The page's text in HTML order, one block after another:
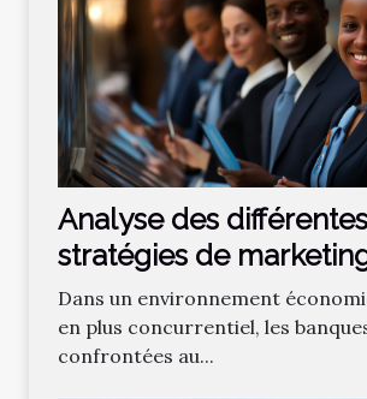
Analyse des différentes
stratégies de
bancaire pour attirer
nouveaux clients
Dans un environnement
en plus concurrentiel, les
confrontées au...